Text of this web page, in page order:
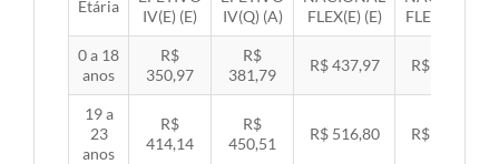
Etária
IV(E) (E)
IV(Q) (A)
FLEX(E) (E)
FLEX(Q) (A)
0 a 18
anos
R$
350,97
R$
381,79
R$ 437,97 R$ 451,33
19 a
23
anos
R$
414,14
R$
450,51
R$ 516,80 R$ 532,57